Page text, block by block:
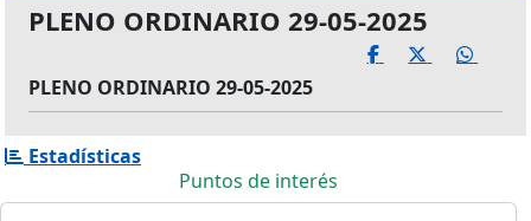
PLENO ORDINARIO 29-05-2025
PLENO ORDINARIO 29-05-2025
Estadísticas
Puntos de interés